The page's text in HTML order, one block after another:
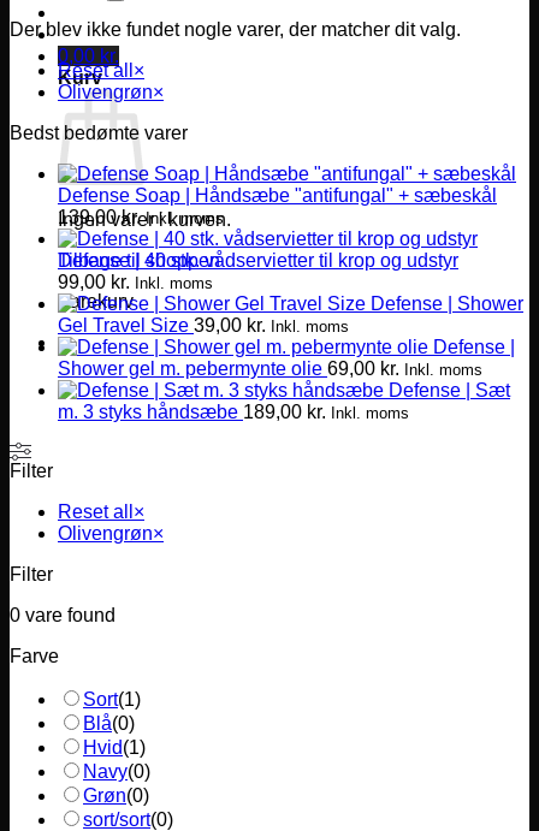
0,00 kr.
Kurv
Ingen varer i kurven.
Tilbage til shoppen
Varekurv
Der blev ikke fundet nogle varer, der matcher dit valg.
Reset all ×
Olivengrøn×
Bedst bedømte varer
Defense Soap | Håndsæbe "antifungal" + sæbeskål
139,00kr. Inkl. moms
Defense | 40 stk. vådservietter til krop og udstyr
99,00 kr. Inkl. moms
Defense | Shower
Gel Travel Size 39,00 kr. Inkl. moms
Defense |
Shower gel m. pebermynte olie 69,00 kr. Inkl. moms
Defense | Sæt
m. 3 styks håndsæbe 189,00 kr. Inkl. moms
Filter
Reset all ×
Olivengrøn×
Filter
0 vare found
Farve
Sort(1)
Blå(0)
Hvid(1)
Navy(0)
Grøn(0)
sort/sort(0)